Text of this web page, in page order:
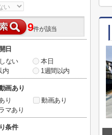
9件が該当
日
ない
本日
内
1週間以内
画あり
り
動画あり
マあり
条件